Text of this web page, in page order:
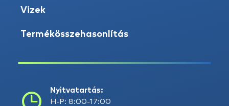
Vizek
Termékösszehasonlítás
Nyitvatartás:
H-P: 8:00-17:00